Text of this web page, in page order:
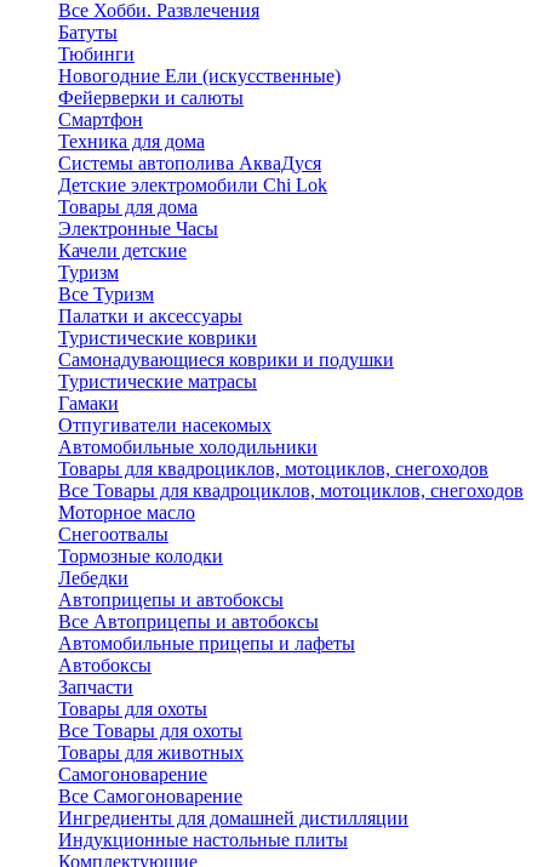
Все Хобби. Развлечения
Батуты
Тюбинги
Новогодние Ели (искусственные)
Фейерверки и салюты
Смартфон
Техника для дома
Системы автополива АкваДуся
Детские электромобили Chi Lok
Товары для дома
Электронные Часы
Качели детские
Туризм
Все Туризм
Палатки и аксессуары
Туристические коврики
Самонадувающиеся коврики и подушки
Туристические матрасы
Гамаки
Отпугиватели насекомых
Автомобильные холодильники
Товары для квадроциклов, мотоциклов, снегоходов
Все Товары для квадроциклов, мотоциклов, снегоходов
Моторное масло
Снегоотвалы
Тормозные колодки
Лебедки
Автоприцепы и автобоксы
Все Автоприцепы и автобоксы
Автомобильные прицепы и лафеты
Автобоксы
Запчасти
Товары для охоты
Все Товары для охоты
Товары для животных
Самогоноварение
Все Самогоноварение
Ингредиенты для домашней дистилляции
Индукционные настольные плиты
Комплектующие